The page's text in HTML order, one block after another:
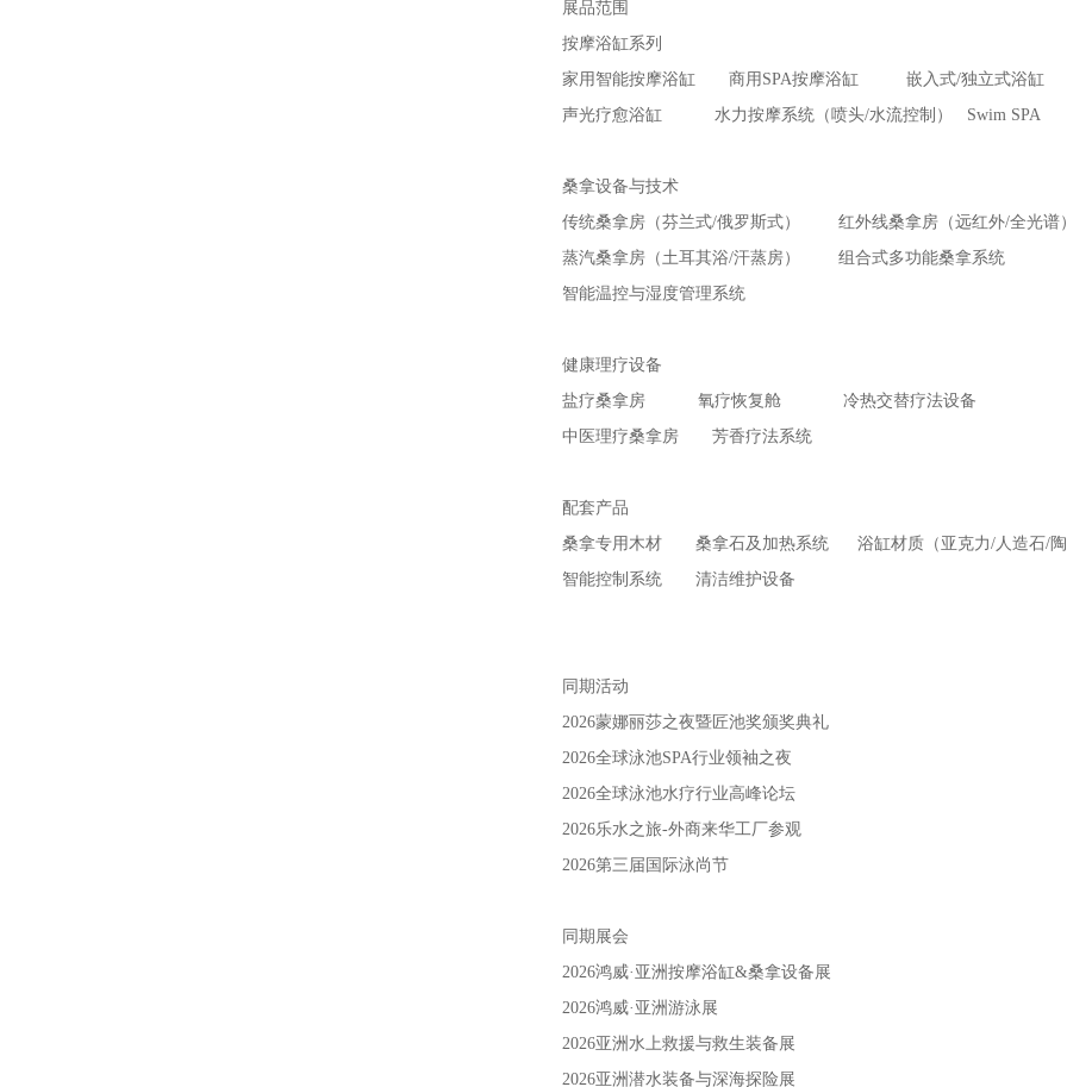
展品范围
按摩浴缸系列
家用智能按摩浴缸 商用SPA按摩浴缸 嵌入式/独立式浴缸
声光疗愈浴缸 水力按摩系统（喷头/水流控制） Swim SPA
桑拿设备与技术
传统桑拿房（芬兰式/俄罗斯式） 红外线桑拿房（远红外/全光谱
蒸汽桑拿房（土耳其浴/汗蒸房） 组合式多功能桑拿系统
智能温控与湿度管理系统
健康理疗设备
盐疗桑拿房 氧疗恢复舱 冷热交替疗法设备
中医理疗桑拿房 芳香疗法系统
配套产品
桑拿专用木材 桑拿石及加热系统 浴缸材质（亚克力/人造石/陶
智能控制系统 清洁维护设备
同期活动
2026蒙娜丽莎之夜暨匠池奖颁奖典礼
2026全球泳池SPA行业领袖之夜
2026全球泳池水疗行业高峰论坛
2026乐水之旅-外商来华工厂参观
2026第三届国际泳尚节
同期展会
2026鸿威·亚洲按摩浴缸&桑拿设备展
2026鸿威·亚洲游泳展
2026亚洲水上救援与救生装备展
2026亚洲潜水装备与深海探险展